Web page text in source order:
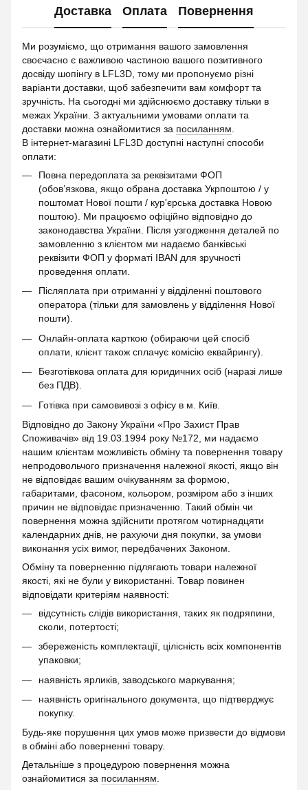
Доставка Оплата Повернення
Ми розуміємо, що отримання вашого замовлення
своєчасно є важливою частиною вашого позитивного
досвіду шопінгу в LFL3D, тому ми пропонуємо різні
варіанти доставки, щоб забезпечити вам комфорт та
зручність. На сьогодні ми здійснюємо доставку тільки в
межах України. З актуальними умовами оплати та
доставки можна ознайомитися за посиланням
В інтернет-магазині LFL3D доступні наступні способи
оплати:
Повна передоплата за реквізитами ФОП
(обов’язкова, якщо обрана доставка Укрпоштою / у
поштомат Нової пошти / кур'єрська доставка Новою
поштою). Ми працюємо офіційно відповідно до
законодавства України. Після узгодження деталей по
замовленню з клієнтом ми надаємо банківські
реквізити ФОП у форматі IBAN для зручності
проведення оплати.
Післяплата при отриманні у відділенні поштового
оператора (тільки для замовлень у відділення Нової
пошти).
Онлайн-оплата карткою (обираючи цей спосіб
оплати, клієнт також сплачує комісію еквайрингу).
Безготівкова оплата для юридичних осіб (наразі лише
без ПДВ).
Готівка при самовивозі з офісу в м. Київ.
Відповідно до Закону України «Про Захист Прав
Споживачів» від 19.03.1994 року №172, ми надаємо
нашим клієнтам можливість обміну та повернення товару
непродовольчого призначення належної якості, якщо він
не відповідає вашим очікуванням за формою,
габаритами, фасоном, кольором, розміром або з інших
причин не відповідає призначенню. Такий обмін чи
повернення можна здійснити протягом чотирнадцяти
календарних днів, не рахуючи дня покупки, за умови
виконання усіх вимог, передбачених Законом.
Обміну та поверненню підлягають товари належної
якості, які не були у використанні. Товар повинен
відповідати критеріям наявності:
відсутність слідів використання, таких як подряпини,
сколи, потертості;
збереженість комплектації, цілісність всіх компонентів
упаковки;
наявність ярликів, заводського маркування;
наявність оригінального документа, що підтверджує
покупку.
Будь-яке порушення цих умов може призвести до відмови
в обміні або поверненні товару.
Детальніше з процедурою повернення можна
ознайомитися за посиланням.